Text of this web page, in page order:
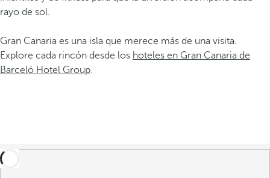
rayo de sol.
Gran Canaria es una isla que merece más de una visita.
Explore cada rincón desde los hoteles en Gran Canaria de
Barceló Hotel Group.